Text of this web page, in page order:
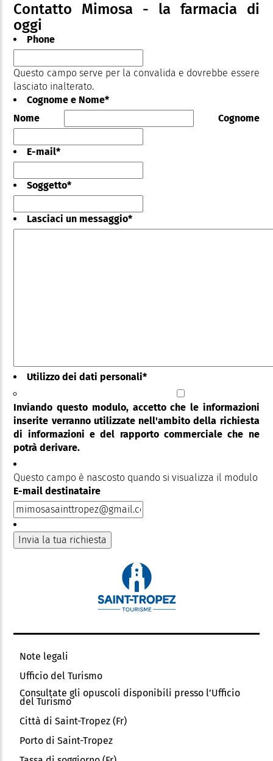
Contatto Mimosa - la farmacia di
oggi
Phone
Questo campo serve per la convalida e dovrebbe essere
lasciato inalterato.
Cognome e Nome*
Nome
Cognome
E-mail*
Soggetto*
Lasciaci un messaggio*
Utilizzo dei dati personali*
Inviando questo modulo, accetto che le informazioni
inserite verranno utilizzate nell'ambito della richiesta
di informazioni e del rapporto commerciale che ne
potrà derivare.
Questo campo è nascosto quando si visualizza il modulo
E-mail destinataire
Note legali
Ufficio del Turismo
Consultate gli opuscoli disponibili presso l’Ufficio
del Turismo
Città di Saint-Tropez (Fr)
Porto di Saint-Tropez